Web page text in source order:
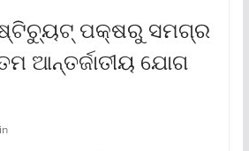
ପକ୍ଷରୁ ସମଗ୍ର
ଆନ୍ତର୍ଜାତୀୟ ଯୋଗ